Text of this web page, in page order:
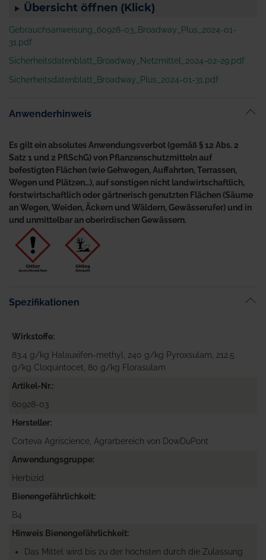
Übersicht öffnen (Klick)
Gebrauchsanweisung_60928-03_Broadway_Plus_2024-01-
31.pdf
Sicherheitsdatenblatt_Broadway_Netzmittel_2024-02-29.pdf
Sicherheitsdatenblatt_Broadway_Plus_2024-01-31.pdf
Anwenderhinweis
Es gilt ein absolutes Anwendungsverbot (gemäß § 12 Abs. 2
Satz 1 und 2 PflSchG) von Pflanzenschutzmitteln auf
befestigten Flächen (wie Gehwegen, Auffahrten, Terrassen,
Wegen und Plätzen…), auf sonstigen nicht landwirtschaftlich,
forstwirtschaftlich oder gärtnerisch genutzten Flächen (Säume
an Wegen, Weiden, Äckern und Wäldern, Gewässerufer) und in
und unmittelbar an oberirdischen Gewässern.
Spezifikationen
Wirkstoffe
83.4 g/kg Halauxifen-methyl, 240 g/kg Pyroxsulam, 212.5
g/kg Cloquintocet, 80 g/kg Florasulam
Artikel-Nr.
60928-03
Hersteller
Corteva Agriscience, Agrarbereich von DowDuPont
Anwendungsgruppe
Herbizid
Bienengefährlichkeit
B4
Hinweis Bienengefährlichkeit
Das Mittel wird bis zu der höchsten durch die Zulassung